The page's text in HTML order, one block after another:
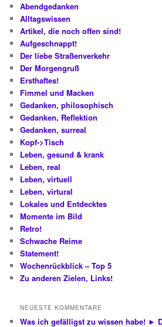
Abendgedanken
Alltagswissen
Artikel, die noch offen sind!
Aufgeschnappt!
Der liebe Straßenverkehr
Der Morgengruß
Ersthaftes!
Fimmel und Macken
Gedanken, philosophisch
Gedanken, Reflektion
Gedanken, surreal
Kopf->Tisch
Leben, gesund & krank
Leben, real
Leben, virtuell
Leben, virtural
Lokales und Entdecktes
Momente im Bild
Retro!
Schwache Reime
Statement!
Wochenrückblick – Top 5
Zu anderen Zielen, Links!
NEUESTE KOMMENTARE
Was ich gefälligst zu wissen habe! ►